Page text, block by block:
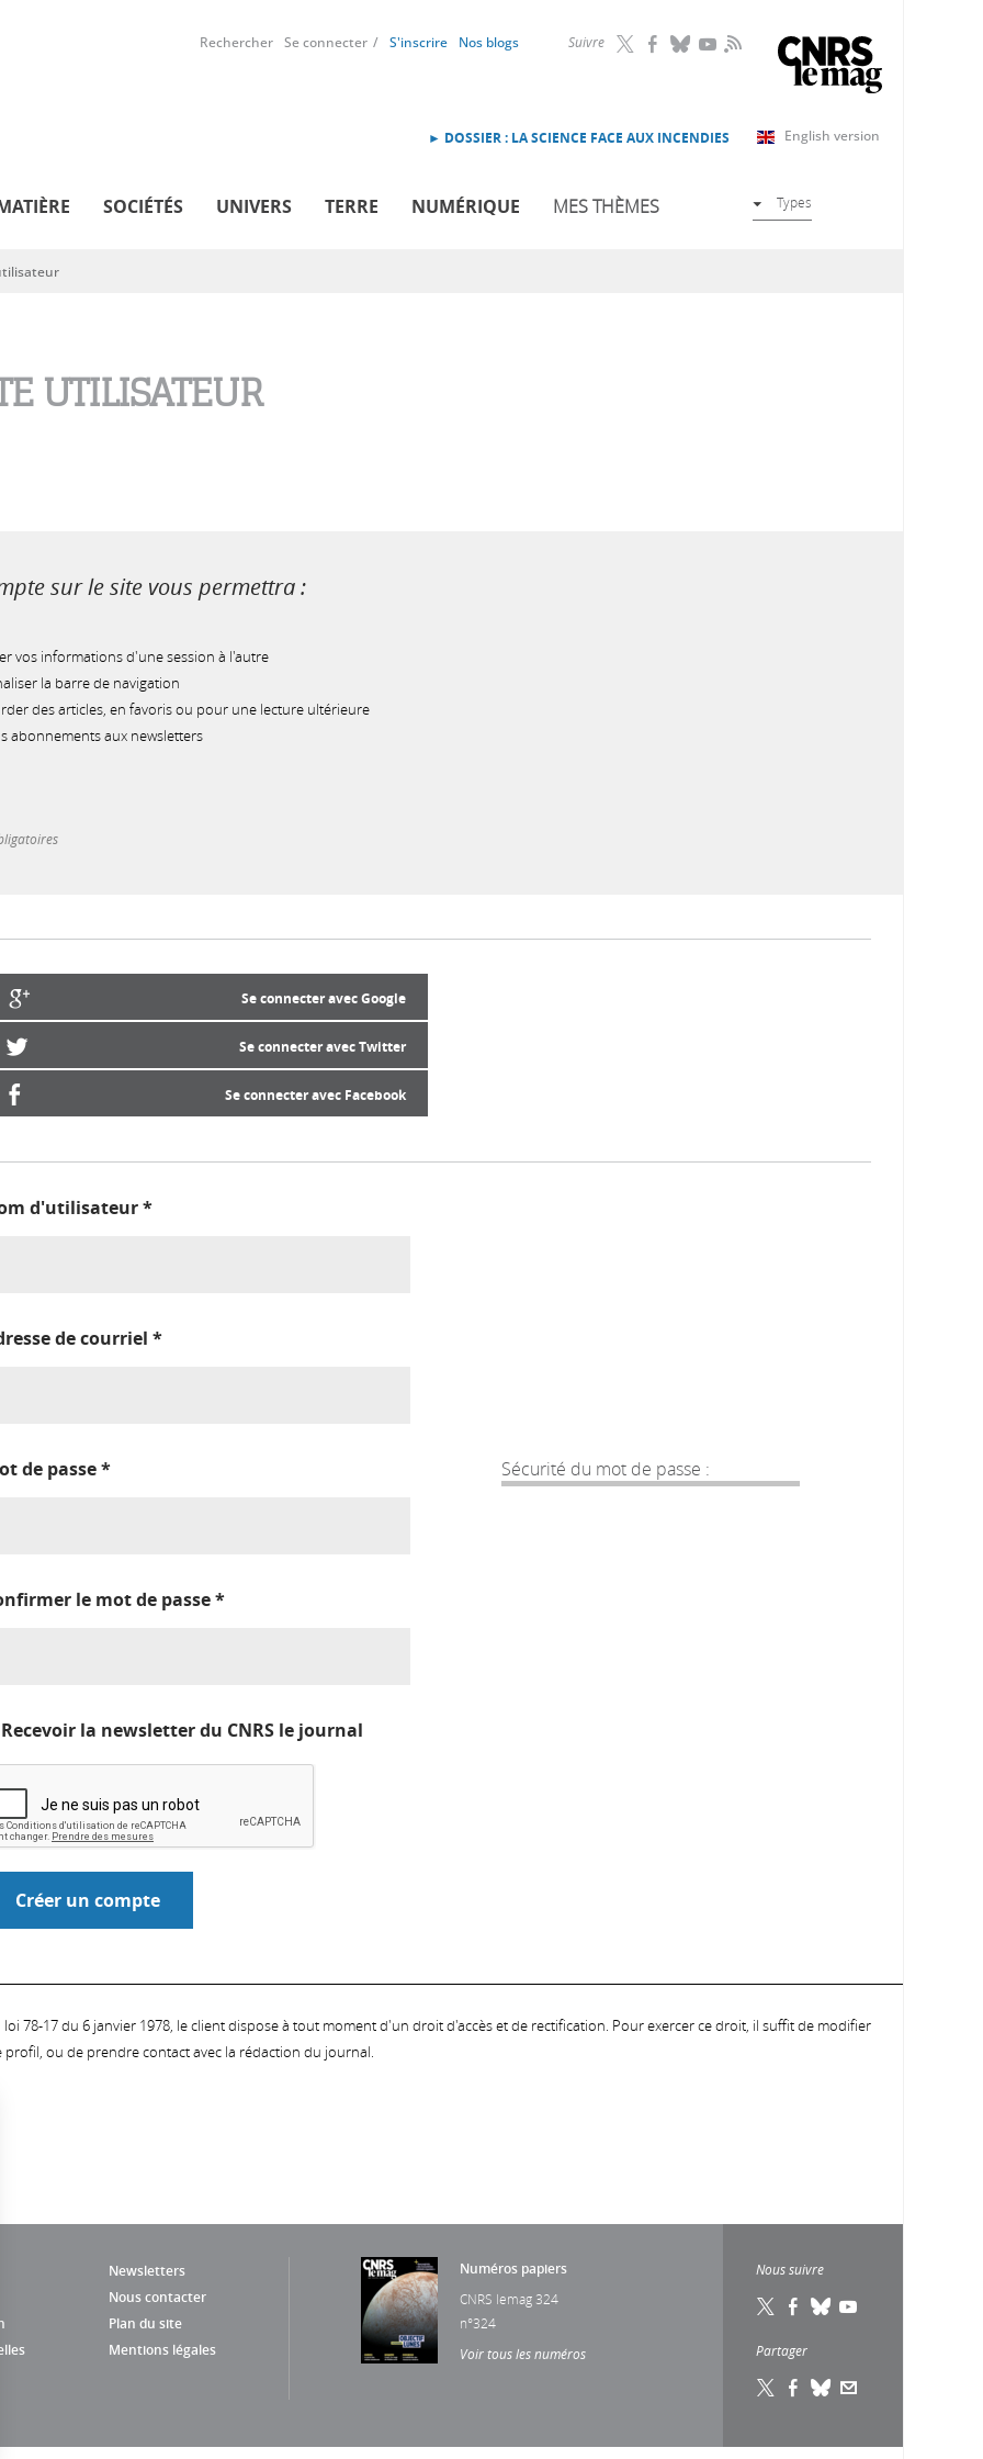
Suivre RSS
Rechercher Se connecter S'inscrire Nos blogs
English version
► DOSSIER : LA SCIENCE FACE AUX INCENDIES
SOCIÉTÉS UNIVERS TERRE NUMÉRIQUE MES THÈMES Types
UTILISATEUR
sur le site vous permettra :
vos informations d'une session à l'autre
la barre de navigation
des articles, en favoris ou pour une lecture ultérieure
abonnements aux newsletters
Se connecter avec Google
Se connecter avec Twitter
Se connecter avec Facebook
d'utilisateur*
de courriel *
Sécurité du mot de passe :
de passe*
le mot de passe*
Recevoir la newsletter du CNRS le journal
78-17 du 6 janvier 1978, le client dispose à tout moment d'un droit d'accès et de rectification. Pour exercer ce droit, il suffit de modifier
ou de prendre contact avec la rédaction du journal.
Newsletters
Nous contacter
Plan du site
Mentions légales
Numéros papiers
CNRS lemag 324
n°324
Voir tous les numéros
Nous suivre
Partager